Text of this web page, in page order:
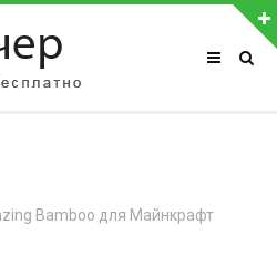
Регистрация
Bamboo для Майнкрафт